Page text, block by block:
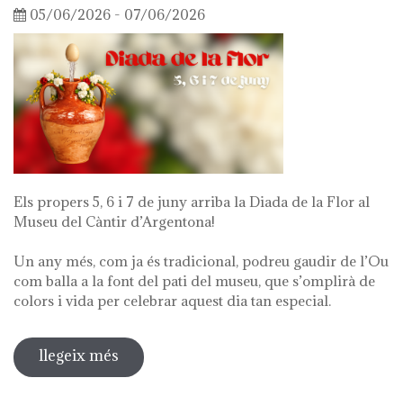
05/06/2026 - 07/06/2026
Els propers 5, 6 i 7 de juny arriba la Diada de la Flor al
Museu del Càntir d’Argentona!
Un any més, com ja és tradicional, podreu gaudir de l’Ou
com balla a la font del pati del museu, que s’omplirà de
colors i vida per celebrar aquest dia tan especial.
llegeix més sobre diada de la flor